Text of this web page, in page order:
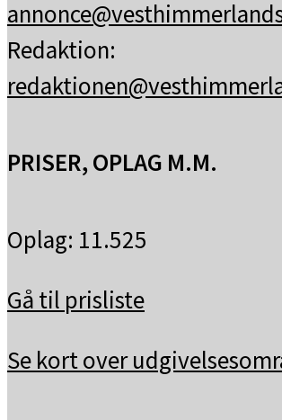
Redaktion:
PRISER, OPLAG M.M.
Oplag: 11.525
Gå til prisliste
Se kort over